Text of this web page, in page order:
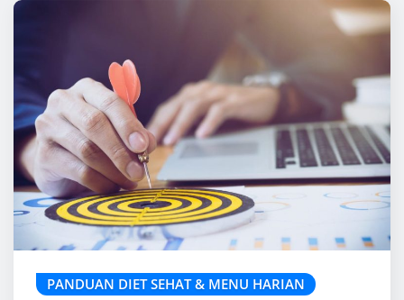
PANDUAN DIET SEHAT & MENU HARIAN